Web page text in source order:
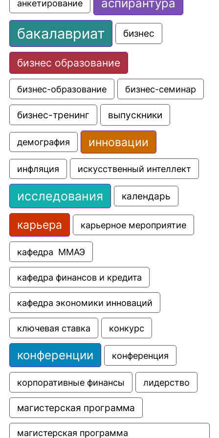
анкетирование аспирантура
бакалавриат бизнес
бизнес образование
бизнес-образование бизнес-семинар
бизнес-тренинг выпускники
демография инновации
инфляция искусственный интеллект
исследования календарь
карьера карьерное мероприятие
кафедра  ММАЭ
кафедра финансов и кредита
кафедра экономики инноваций
ключевая ставка конкурс
конференции конференция
корпоративные финансы лидерство
магистерская программа
магистерская программа